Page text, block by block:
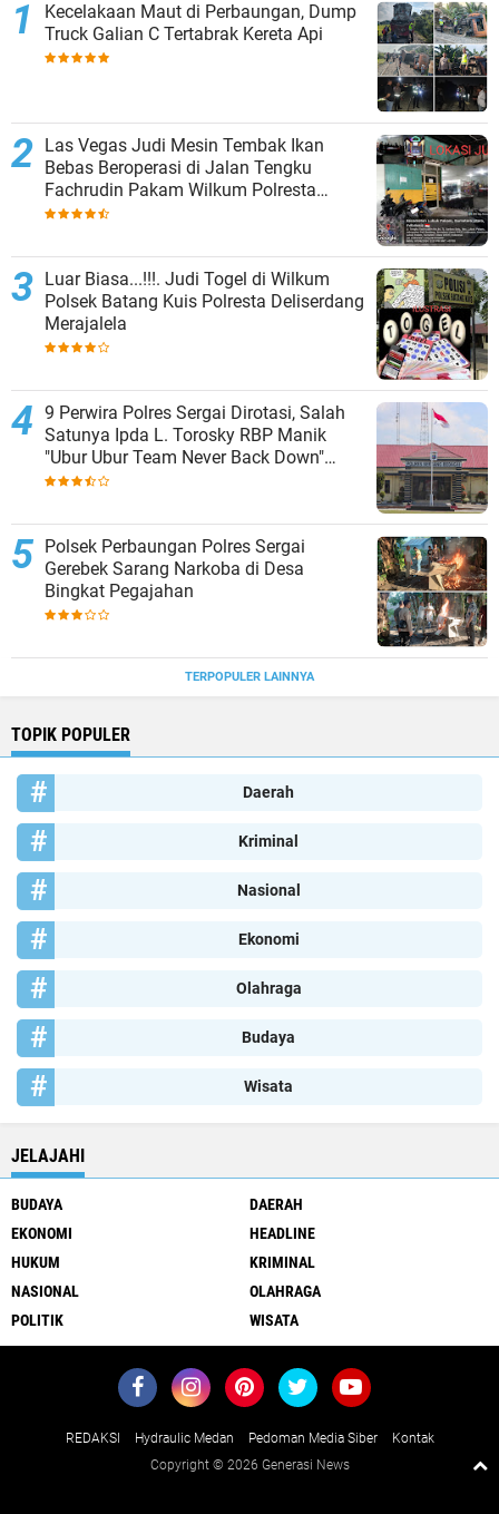
Kecelakaan Maut di Perbaungan, Dump
Truck Galian C Tertabrak Kereta Api
Las Vegas Judi Mesin Tembak Ikan
Bebas Beroperasi di Jalan Tengku
Fachrudin Pakam Wilkum Polresta
Deliserdang
Luar Biasa...!!!. Judi Togel di Wilkum
Polsek Batang Kuis Polresta Deliserdang
Merajalela
9 Perwira Polres Sergai Dirotasi, Salah
Satunya Ipda L. Torosky RBP Manik
"Ubur Ubur Team Never Back Down"
Menempati Polsek Dolok Masihul
Polsek Perbaungan Polres Sergai
Gerebek Sarang Narkoba di Desa
Bingkat Pegajahan
TERPOPULER LAINNYA
TOPIK POPULER
Daerah
Kriminal
Nasional
Ekonomi
Olahraga
Budaya
Wisata
JELAJAHI
BUDAYA
DAERAH
EKONOMI
HEADLINE
HUKUM
KRIMINAL
NASIONAL
OLAHRAGA
POLITIK
WISATA
REDAKSI Hydraulic Medan Pedoman Media Siber
Kontak
Copyright © 2026 Generasi News